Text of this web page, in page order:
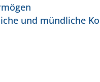
und mündliche